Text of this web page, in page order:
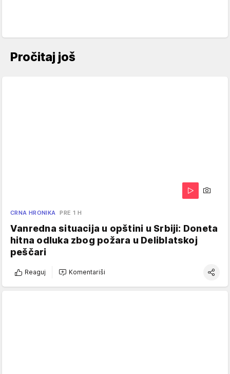
Pročitaj još
CRNA HRONIKA PRE 1 H
Vanredna situacija u opštini u Srbiji: Doneta
hitna odluka zbog požara u Deliblatskoj
peščari
Reaguj Komentariši